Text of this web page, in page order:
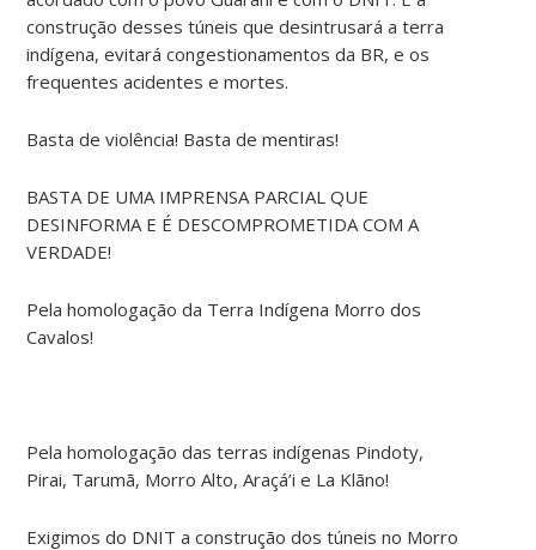
construção desses túneis que desintrusará a terra
indígena, evitará congestionamentos da BR, e os
frequentes acidentes e mortes.
Basta de violência! Basta de mentiras!
BASTA DE UMA IMPRENSA PARCIAL QUE
DESINFORMA E É DESCOMPROMETIDA COM A
VERDADE!
Pela homologação da Terra Indígena Morro dos
Cavalos!
Pela homologação das terras indígenas Pindoty,
Pirai, Tarumã, Morro Alto, Araçá’i e La Klãno!
Exigimos do DNIT a construção dos túneis no Morro